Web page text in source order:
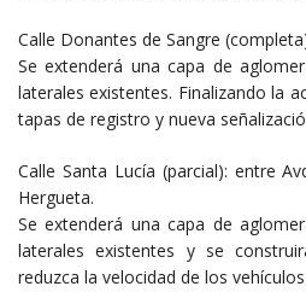
Calle Donantes de Sangre
Se extenderá una capa de
laterales existentes. Finalizando la
tapas de registro y nueva
Calle Santa Lucía (parcial): entre
Hergueta.
Se extenderá una capa de
laterales existentes y se
reduzca la velocidad de los vehículos.